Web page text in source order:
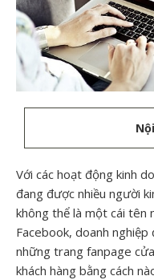
Với các hoạt động kinh
đang được nhiều người
không thể là một cái tên
Facebook, doanh
những trang fanpage
khách hàng bằng cách